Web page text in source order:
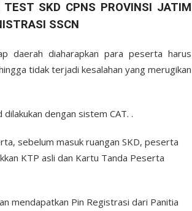
TEST SKD CPNS PROVINSI JATIM
SSCN
daerah diaharapkan para peserta harus
tidak terjadi kesalahan yang merugikan
dengan sistem CAT. .
sebelum masuk ruangan SKD, peserta
KTP asli dan Kartu Tanda Peserta
mendapatkan Pin Registrasi dari Panitia